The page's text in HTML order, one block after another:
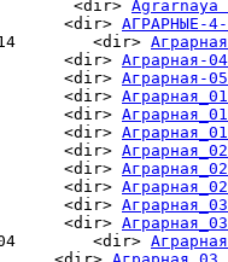
<dir>
Аgrarnaya
<dir>
АГРАРНЫЕ-
<dir>
<dir>
Аграрная-
<dir>
Аграрная-
<dir>
<dir>
<dir>
<dir>
<dir>
<dir>
<dir>
<dir>
<dir>